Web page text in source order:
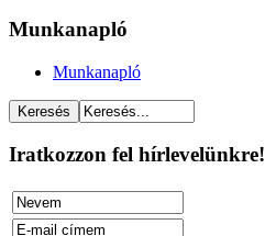
Munkanapló
Munkanapló
Iratkozzon fel hírlevelünkre!